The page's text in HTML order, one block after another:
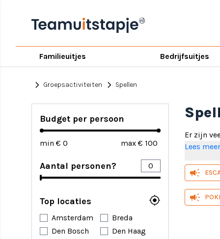
Familieuitjes Bedrijfsuitjes
chevron_right Groepsactiviteiten chevron_right Spellen
Budget per persoon
min € max €
Aantal personen?
Top locaties my_location
Amsterdam
Breda
Den Bosch
Den Haag
Er zijn
Er zijn
Er zijn
of een
Lees meer
campaign
campaign